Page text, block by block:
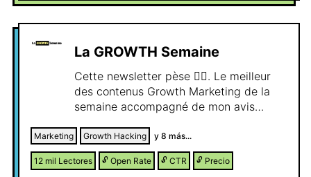
principales directivos del sector
La GROWTH Semaine
Cette newsletter pèse 🏋️‍♂️. Le meilleur
des contenus Growth Marketing de la
semaine accompagné de mon avis
Marketing Growth Hacking y 8 más...
12 mil Lectores 🔓 Open Rate 🔓 CTR 🔓 Precio